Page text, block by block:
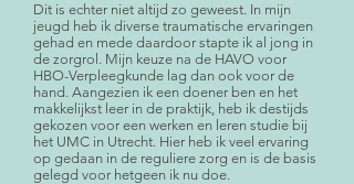
Dit is echter niet altijd zo geweest. In mijn
jeugd heb ik diverse traumatische ervaringen
gehad en mede daardoor stapte ik al jong in
de zorgrol. Mijn keuze na de HAVO voor
HBO-Verpleegkunde lag dan ook voor de
hand. Aangezien ik een doener ben en het
makkelijkst leer in de praktijk, heb ik destijds
gekozen voor een werken en leren studie bij
het UMC in Utrecht. Hier heb ik veel ervaring
op gedaan in de reguliere zorg en is de basis
gelegd voor hetgeen ik nu doe.